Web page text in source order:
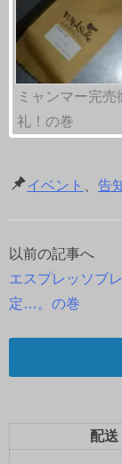
ミャンマー完売
礼！の巻
イベント 告
投
稿
ナ
ビ
ー
以前の記事へ
エスプレッソブ
定…。の巻
配送